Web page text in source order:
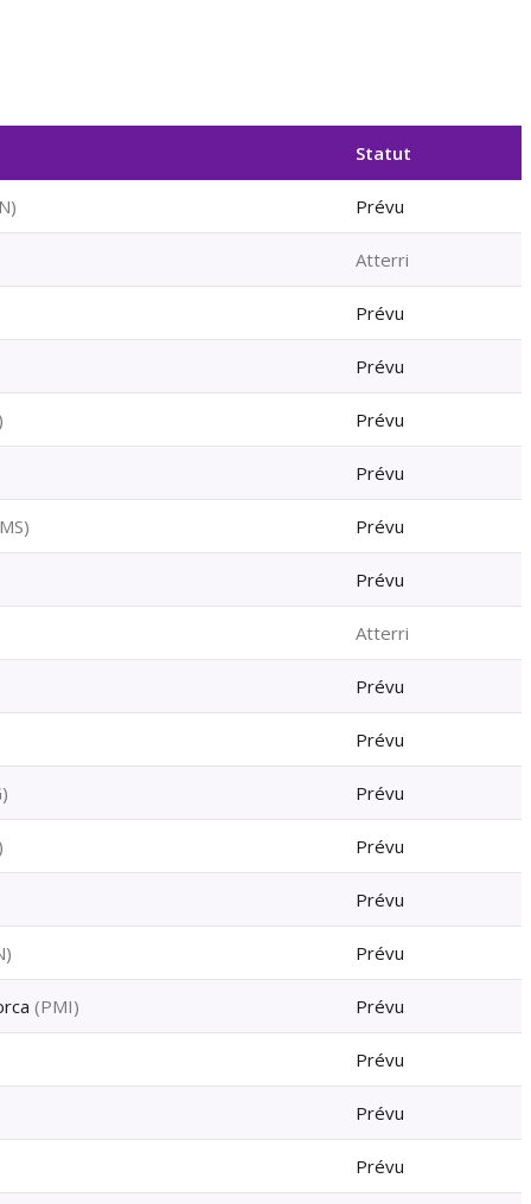
Statut
) Prévu
Atterri
Prévu
Prévu
Prévu
Prévu
) Prévu
Prévu
Atterri
Prévu
Prévu
) Prévu
Prévu
Prévu
) Prévu
(PMI) Prévu
Prévu
Prévu
Prévu